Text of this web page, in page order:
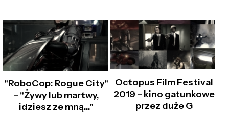
"RoboCop: Rogue City"
– "Żywy lub martwy,
idziesz ze mną..."
Octopus Film Festival
2019 – kino gatunkowe
przez duże G